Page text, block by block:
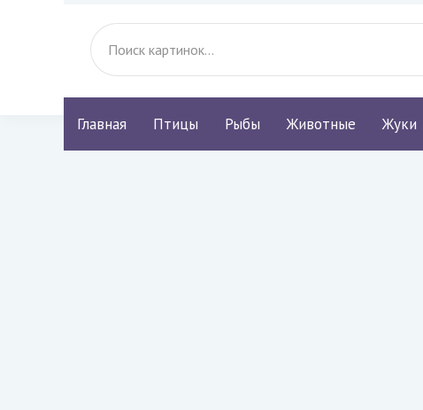
Главная Птицы Рыбы Животные Жуки